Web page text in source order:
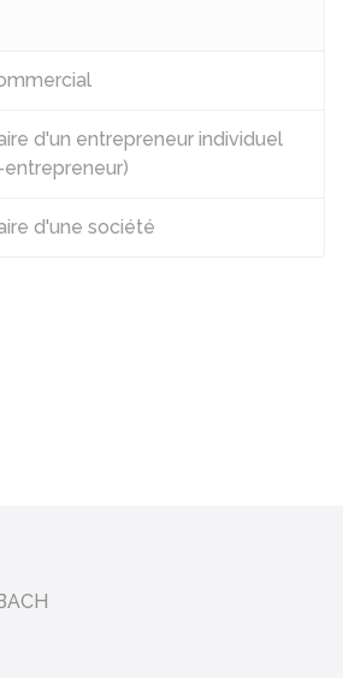
d'un entrepreneur individuel
d'une société